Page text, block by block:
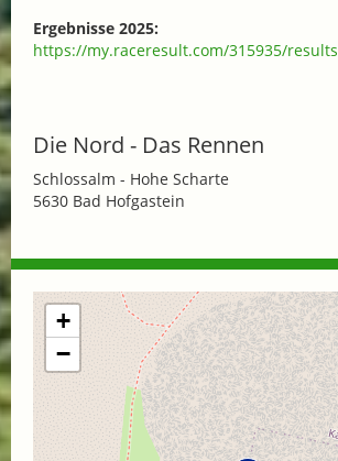
Ergebnisse 2025:
https://my.raceresult.com/315935/results
Die Nord - Das Rennen
Schlossalm - Hohe Scharte
5630 Bad Hofgastein
+
−